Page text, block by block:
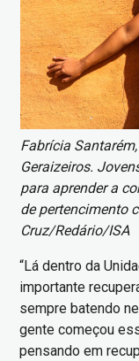
Fabrícia
Geraizeiros.
para aprender a
de pertencimento
Cruz/Redário/ISA
“Lá dentro da
importante
sempre batendo
gente começou
pensando em